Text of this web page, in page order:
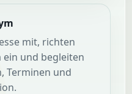
mit, richten
ein und begleiten
Terminen und